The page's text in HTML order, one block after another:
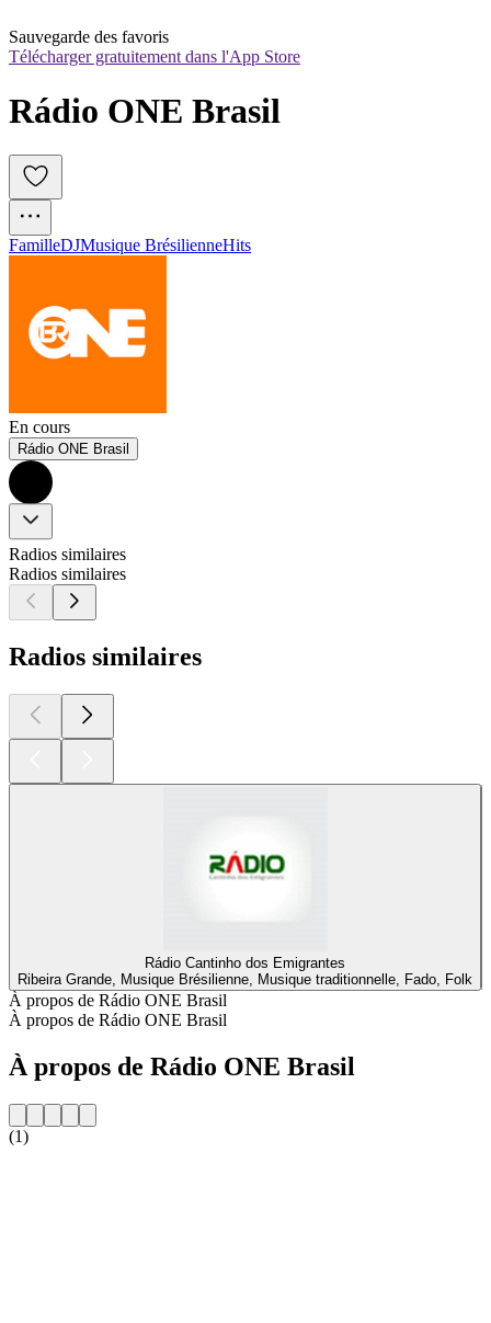
Sauvegarde des favoris
Télécharger gratuitement dans l'App Store
Rádio ONE Brasil
FamilleDJMusique BrésilienneHits
En cours
Rádio ONE Brasil
Radios similaires
Radios similaires
Radios similaires
Rádio Cantinho dos Emigrantes
Ribeira Grande, Musique Brésilienne, Musique traditionnelle, Fado, Folk
À propos de Rádio ONE Brasil
À propos de Rádio ONE Brasil
À propos de Rádio ONE Brasil
(1)